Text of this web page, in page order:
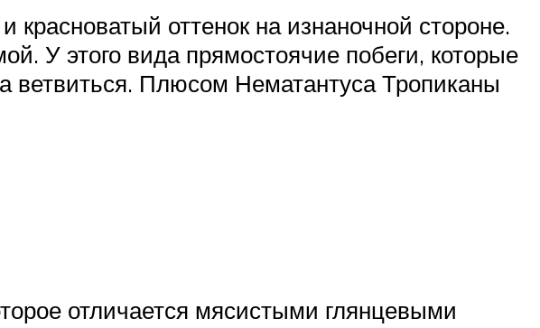
оттенок на изнаночной стороне.
У этого вида прямостоячие побеги, которые
ветвиться. Плюсом Нематантуса Тропиканы
отличается мясистыми глянцевыми